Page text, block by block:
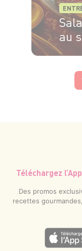
au
Téléchargez
Des promos
recettes